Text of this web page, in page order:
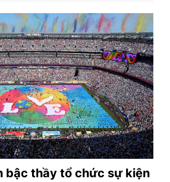
bậc thầy tổ chức sự kiện